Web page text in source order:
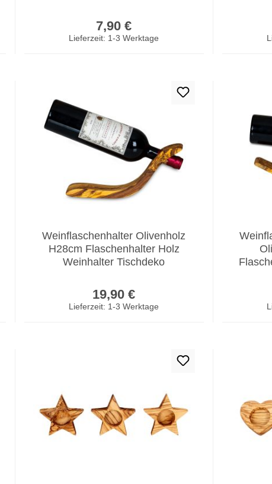
7,90 €
Lieferzeit: 1-3 Werktage
Weinflaschenhalter Olivenholz
H28cm Flaschenhalter Holz
Weinhalter Tischdeko
19,90 €
Lieferzeit: 1-3 Werktage